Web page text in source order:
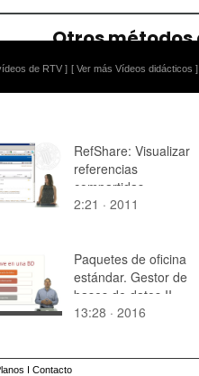
de RTV ] [ Ver más Vídeos didácticos ]
RefShare: Visualizar
referencias
compartidas
2:21 · 2011
Paquetes de oficina
estándar. Gestor de
bases de datos II
13:28 · 2016
I Contacto